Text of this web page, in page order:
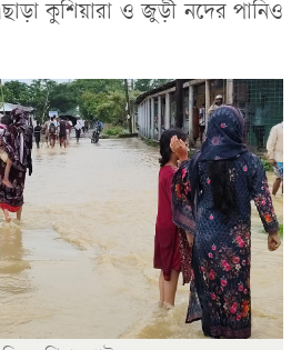
কুশিয়ারা ও জুড়ী নদের পানিও